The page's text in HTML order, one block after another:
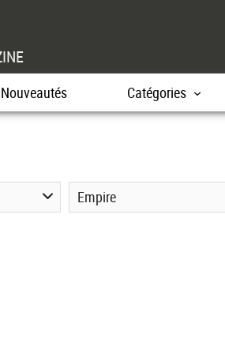
Nouveautés Catégories
Empire